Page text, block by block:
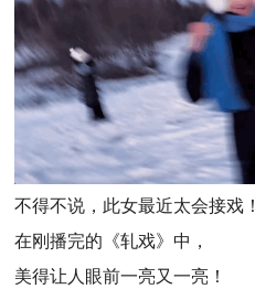
不得不说，此女最近太会接戏！
在刚播完的《轧戏》中，
美得让人眼前一亮又一亮！